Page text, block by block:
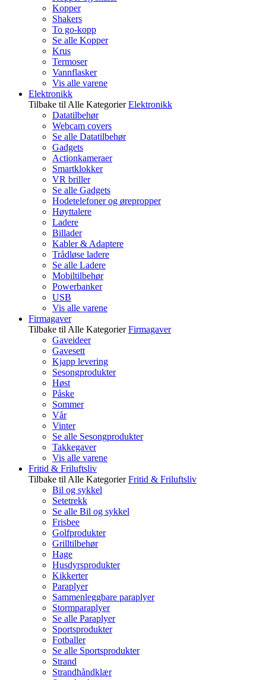
Kopper
Shakers
To go-kopp
Se alle Kopper
Krus
Termoser
Vannflasker
Vis alle varene
Elektronikk
Tilbake til Alle Kategorier Elektronikk
Datatilbehør
Webcam covers
Se alle Datatilbehør
Gadgets
Actionkameraer
Smartklokker
VR briller
Se alle Gadgets
Hodetelefoner og ørepropper
Høyttalere
Ladere
Billader
Kabler & Adaptere
Trådløse ladere
Se alle Ladere
Mobiltilbehør
Powerbanker
USB
Vis alle varene
Firmagaver
Tilbake til Alle Kategorier Firmagaver
Gaveideer
Gavesett
Kjapp levering
Sesongprodukter
Høst
Påske
Sommer
Vår
Vinter
Se alle Sesongprodukter
Takkegaver
Vis alle varene
Fritid & Friluftsliv
Tilbake til Alle Kategorier Fritid & Friluftsliv
Bil og sykkel
Setetrekk
Se alle Bil og sykkel
Frisbee
Golfprodukter
Grilltilbehør
Hage
Husdyrsprodukter
Kikkerter
Paraplyer
Sammenleggbare paraplyer
Stormparaplyer
Se alle Paraplyer
Sportsprodukter
Fotballer
Se alle Sportsprodukter
Strand
Strandhåndklær